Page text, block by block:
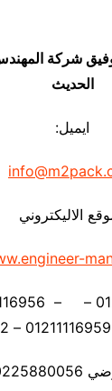
شركة
الحديث
ايميل:
الاليكتروني